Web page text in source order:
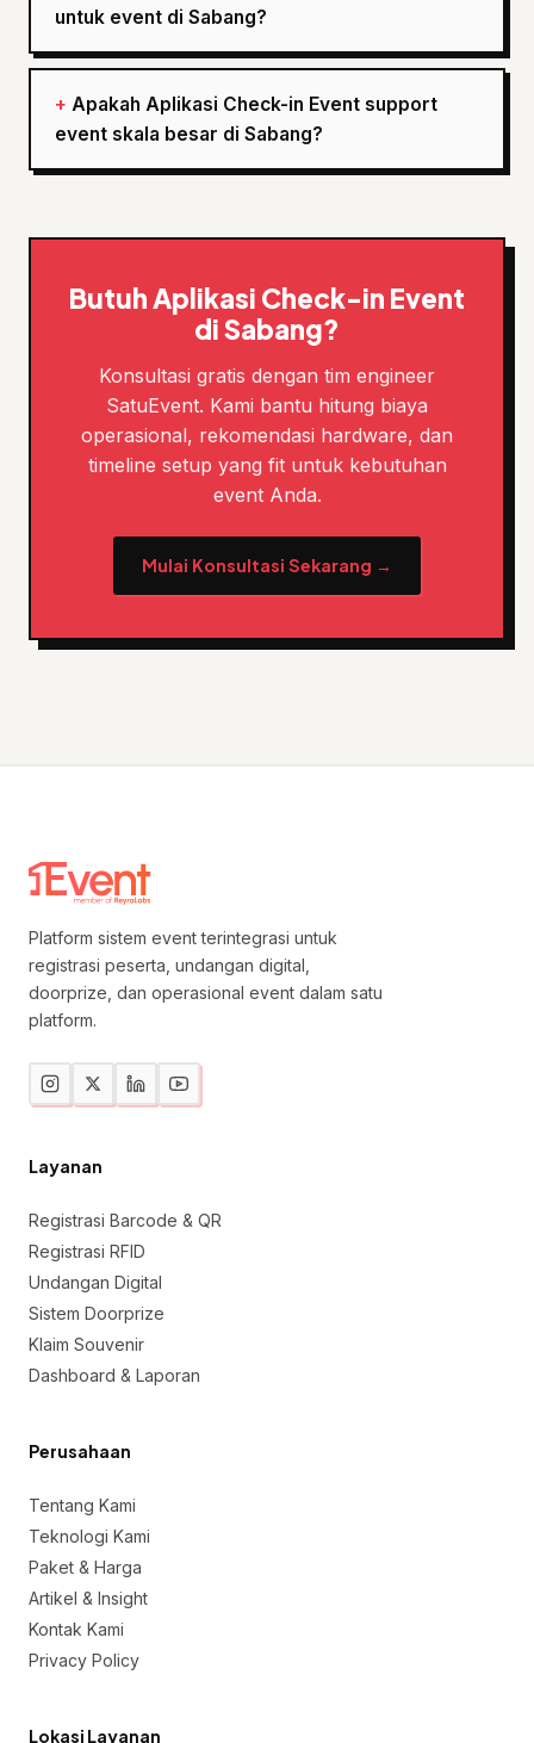
untuk event di Sabang?
Apakah Aplikasi Check-in Event support
event skala besar di Sabang?
Butuh Aplikasi Check-in Event
di Sabang?
Konsultasi gratis dengan tim engineer
SatuEvent. Kami bantu hitung biaya
operasional, rekomendasi hardware, dan
timeline setup yang fit untuk kebutuhan
event Anda.
Mulai Konsultasi Sekarang →
Platform sistem event terintegrasi untuk
registrasi peserta, undangan digital,
doorprize, dan operasional event dalam satu
platform.
Layanan
Registrasi Barcode & QR
Registrasi RFID
Undangan Digital
Sistem Doorprize
Klaim Souvenir
Dashboard & Laporan
Perusahaan
Tentang Kami
Teknologi Kami
Paket & Harga
Artikel & Insight
Kontak Kami
Privacy Policy
Lokasi Layanan